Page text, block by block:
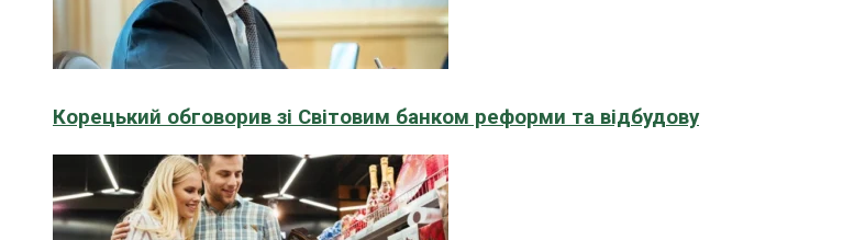
Корецький обговорив зі Світовим банком реформи та відбудову